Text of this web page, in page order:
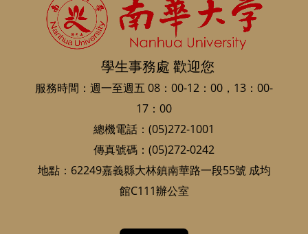
學生事務處 歡迎您
服務時間：週一至週五 08：00-12：00，13：00-
17：00
總機電話：(05)272-1001
傳真號碼：(05)272-0242
地點：62249嘉義縣大林鎮南華路一段55號 成均
館C111辦公室